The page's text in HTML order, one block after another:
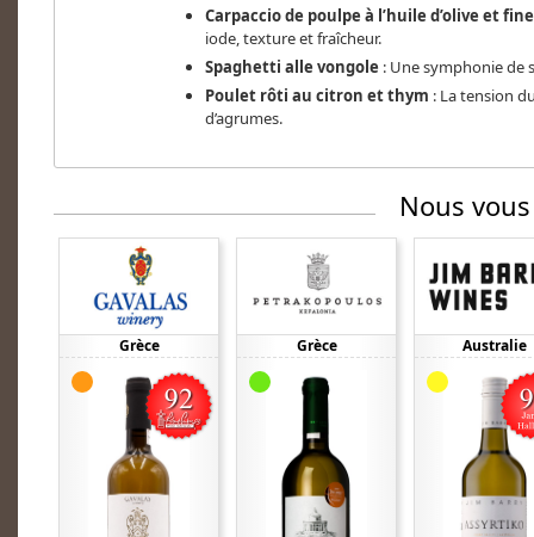
Carpaccio de poulpe à l’huile d’olive et
iode, texture et fraîcheur.
Spaghetti alle vongole : Une symphonie de
Poulet rôti au citron et thym : La tension
d’agrumes.
Nous
Grèce Grèce Australie